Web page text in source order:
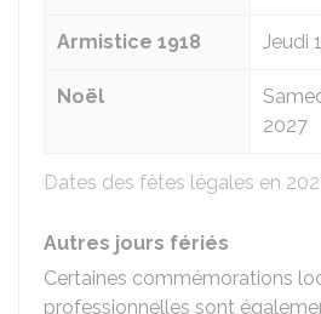
Dates des fêtes légales en
Armistice 1918 Jeudi
Noël
2027
Autres jours fériés
Certaines commémorations
professionnelles sont